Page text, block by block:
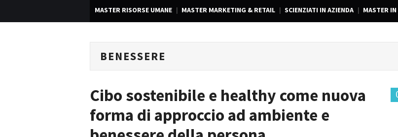
MASTER RISORSE UMANE MASTER MARKETING & RETAIL SCIENZIATI IN AZIENDA MASTER
BENESSERE
Cibo sostenibile e healthy come nuova
forma di approccio ad ambiente e